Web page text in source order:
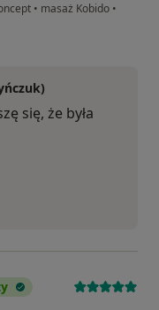
• masaż Kobido •
się, że była